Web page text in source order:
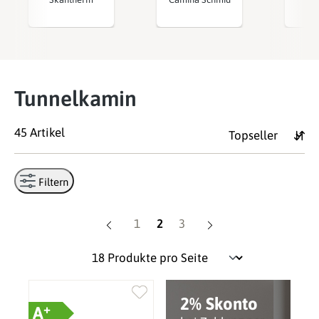
Tunnelkamin
45 Artikel
Filtern
Seite
1 Seite
2 Seite
3
2% Skonto
A+